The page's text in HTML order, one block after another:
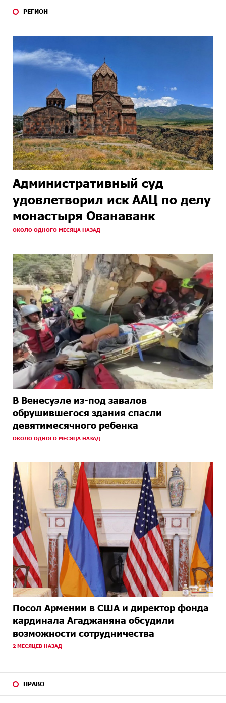
РЕГИОН
Административный суд
удовлетворил иск ААЦ по делу
монастыря Ованаванк
ОКОЛО ОДНОГО МЕСЯЦА НАЗАД
В Венесуэле из-под завалов
обрушившегося здания спасли
девятимесячного ребенка
ОКОЛО ОДНОГО МЕСЯЦА НАЗАД
Посол Армении в США и директор фонда
кардинала Агаджаняна обсудили
возможности сотрудничества
2 МЕСЯЦЕВ НАЗАД
ПРАВО